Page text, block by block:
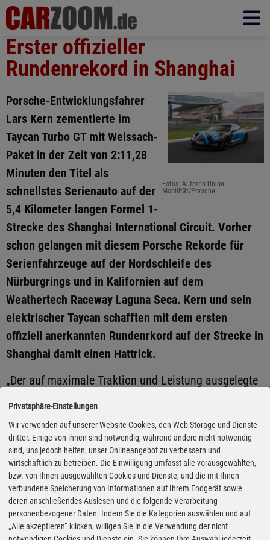
Erster offizieller
Rundenrekord in Shanghai
Fotos: Autoren-Union
Mobilität/Porsche
Porsche-Entwicklungsfahrer
Lars Kern zementierte im
Taycan Turbo GT mit Weissach-
Paket in der Zeit von 2:11,28
Minuten den Titel als
schnellstes Serienauto auf der
5,4 Kilometer langen Formel 1-
Strecke des Shanghai International Circuit. Vorher
schon gelangen mit diesem Porsche Rekorde für
Serienfahrzeuge auf der Nordschleife des
Nürburgrings und in Kalifornien auf dem
Weathertech Raceway Laguna Seca. Kern und sein
elektrischer Taycan schafften mit dem ersten
offiziell anerkannten Rundenrkord auf der Strecke in
Shanghai damit einen Hattrick.
„Der auf maximale Traktion und Leistung ausgelegte
Antriebsstrang des Taycan Turbo GT hat sich auch
Lars Kern anschließend. Zudem konnte der Attack
Mode auf der Formel 1-Strecke seine Vorteile
ausspielen. Bei dieser Boost-Funktion ist für je zehn
Sekunden eine Mehrleistung von bis zu 120 kW (163
PS) abrufbar.
Privatsphäre-Einstellungen
Wir verwenden auf unserer Website Cookies, den Web Storage und Dienste
dritter. Einige von ihnen sind notwendig, während andere nicht notwendig
sind, uns jedoch helfen, unser Onlineangebot zu verbessern und
wirtschaftlich zu betreiben. Die Einwilligung umfasst alle vorausgewählten,
bzw. von Ihnen ausgewählten Cookies und Dienste, und die mit Ihnen
verbundene Speicherung von Informationen auf Ihrem Endgerät sowie
deren anschließendes Auslesen und die folgende Verarbeitung
personenbezogener Daten. Indem Sie die Kategorien auswählen und auf
„Alle akzeptieren“ klicken, willigen Sie in die Verwendung der nicht